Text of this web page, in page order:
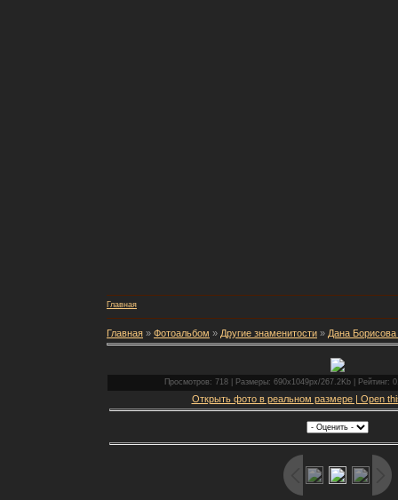
Главная
Главная » Фотоальбом » Другие знаменитости » Дана
Просмотров: 718 | Размеры: 690x1049px/267.2Kb | Рейтинг:
Открыть фото в реальном размере | Open